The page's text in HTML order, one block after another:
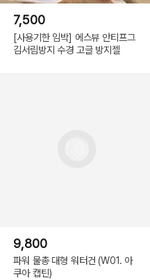
7,500
[사용기한 임박] 에스뷰 안티프그
김서림방지 수경 고글 방지젤
9,800
파워 물총 대형 워터건 (W01. 아
쿠아 캡틴)